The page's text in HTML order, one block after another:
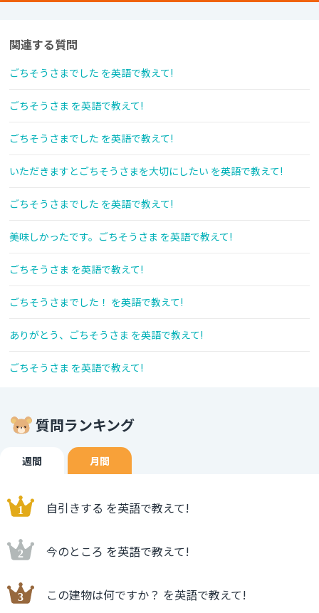
関連する質問
ごちそうさまでした を英語で教えて!
ごちそうさま を英語で教えて!
ごちそうさまでした を英語で教えて!
いただきますとごちそうさまを大切にしたい を英語で教えて!
ごちそうさまでした を英語で教えて!
美味しかったです。ごちそうさま を英語で教えて!
ごちそうさま を英語で教えて!
ごちそうさまでした！ を英語で教えて!
ありがとう、ごちそうさま を英語で教えて!
ごちそうさま を英語で教えて!
質問ランキング
週間 月間
自引きする を英語で教えて!
今のところ を英語で教えて!
この建物は何ですか？ を英語で教えて!